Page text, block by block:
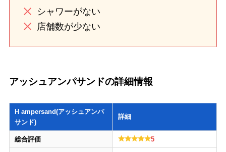
シャワーがない
店舗数が少ない
アッシュアンパサンドの詳細情報
H ampersand(アッシュアンパ
サンド)
詳細
総合評価 5